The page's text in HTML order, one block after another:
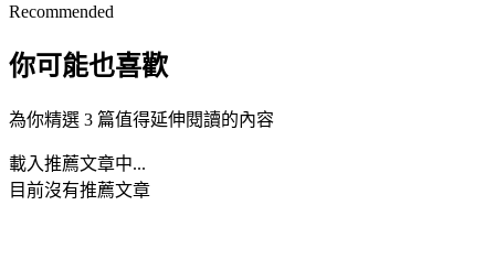
Recommended
你可能也喜歡
為你精選 3 篇值得延伸閱讀的內容
載入推薦文章中...
目前沒有推薦文章